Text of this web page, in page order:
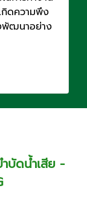
กิดความพึง
พัฒนาอย่าง
บัดน้ำเสีย -